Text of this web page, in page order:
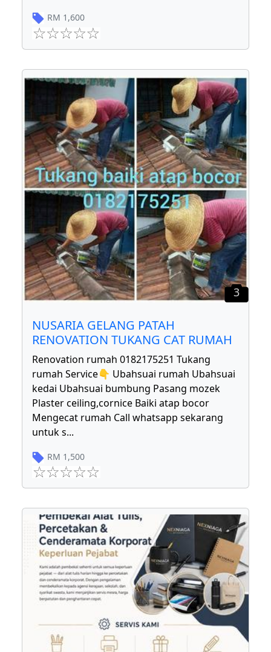
RM 1,600
3
NUSARIA GELANG PATAH
RENOVATION TUKANG CAT RUMAH
Renovation rumah 0182175251 Tukang
rumah Service👇 Ubahsuai rumah Ubahsuai
kedai Ubahsuai bumbung Pasang mozek
Plaster ceiling,cornice Baiki atap bocor
Mengecat rumah Call whatsapp sekarang
untuk s...
RM 1,500